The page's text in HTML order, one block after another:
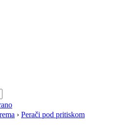
› Perači pod pritiskom